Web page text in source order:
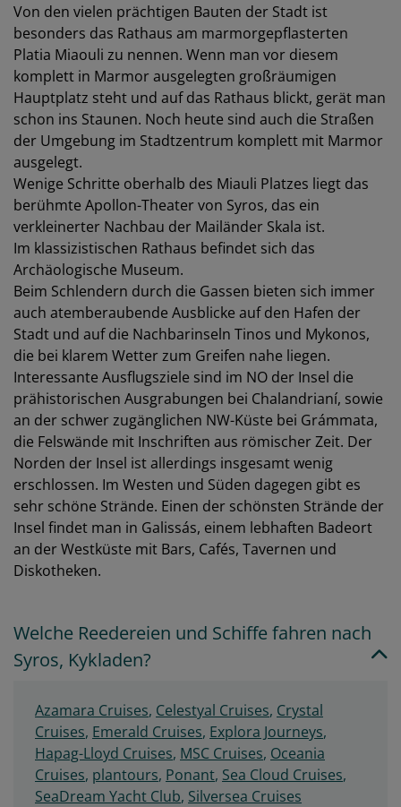
Von den vielen prächtigen Bauten der Stadt ist
besonders das Rathaus am marmorgepflasterten
Platia Miaouli zu nennen. Wenn man vor diesem
komplett in Marmor ausgelegten großräumigen
Hauptplatz steht und auf das Rathaus blickt, gerät man
schon ins Staunen. Noch heute sind auch die Straßen
der Umgebung im Stadtzentrum komplett mit Marmor
ausgelegt.
Wenige Schritte oberhalb des Miauli Platzes liegt das
berühmte Apollon-Theater von Syros, das ein
verkleinerter Nachbau der Mailänder Skala ist.
Im klassizistischen Rathaus befindet sich das
Archäologische Museum.
Beim Schlendern durch die Gassen bieten sich immer
auch atemberaubende Ausblicke auf den Hafen der
Stadt und auf die Nachbarinseln Tinos und Mykonos,
die bei klarem Wetter zum Greifen nahe liegen.
Interessante Ausflugsziele sind im NO der Insel die
prähistorischen Ausgrabungen bei Chalandrianí, sowie
an der schwer zugänglichen NW-Küste bei Grámmata,
die Felswände mit Inschriften aus römischer Zeit. Der
Norden der Insel ist allerdings insgesamt wenig
erschlossen. Im Westen und Süden dagegen gibt es
sehr schöne Strände. Einen der schönsten Strände der
Insel findet man in Galissás, einem lebhaften Badeort
an der Westküste mit Bars, Cafés, Tavernen und
Diskotheken.
Welche Reedereien und Schiffe fahren nach
Syros, Kykladen?
Azamara Cruises, Celestyal Cruises, Crystal
Cruises, Emerald Cruises, Explora Journeys,
Hapag-Lloyd Cruises, MSC Cruises, Oceania
Cruises, plantours, Ponant, Sea Cloud Cruises,
SeaDream Yacht Club, Silversea Cruises